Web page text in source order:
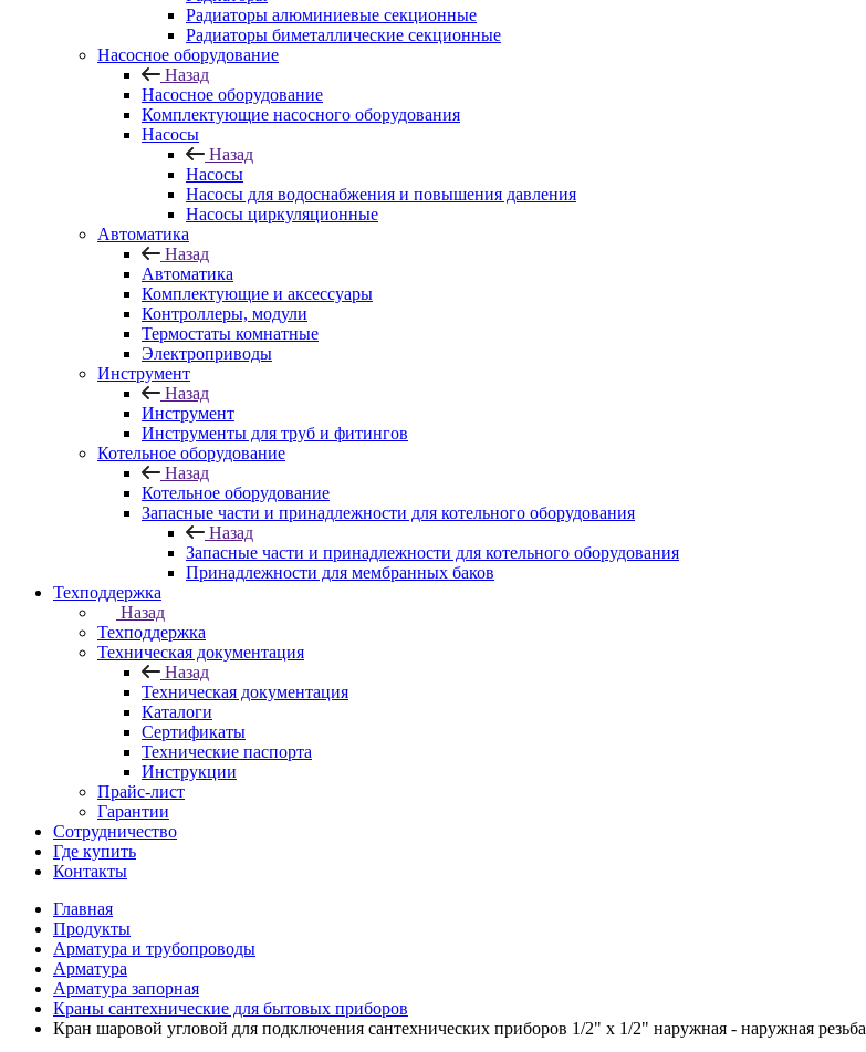
Радиаторы алюминиевые секционные
Радиаторы биметаллические секционные
Насосное оборудование
Назад
Насосное оборудование
Комплектующие насосного оборудования
Насосы
Назад
Насосы
Насосы для водоснабжения и повышения давления
Насосы циркуляционные
Автоматика
Назад
Автоматика
Комплектующие и аксессуары
Контроллеры, модули
Термостаты комнатные
Электроприводы
Инструмент
Назад
Инструмент
Инструменты для труб и фитингов
Котельное оборудование
Назад
Котельное оборудование
Запасные части и принадлежности для котельного оборудования
Назад
Запасные части и принадлежности для котельного оборудования
Принадлежности для мембранных баков
Техподдержка
Назад
Техподдержка
Техническая документация
Назад
Техническая документация
Каталоги
Сертификаты
Технические паспорта
Инструкции
Прайс-лист
Гарантии
Сотрудничество
Где купить
Контакты
Главная
Продукты
Арматура и трубопроводы
Арматура
Арматура запорная
Краны сантехнические для бытовых приборов
Кран шаровой угловой для подключения сантехнических приборов 1/2" x 1/2" наружная - наружная резьба